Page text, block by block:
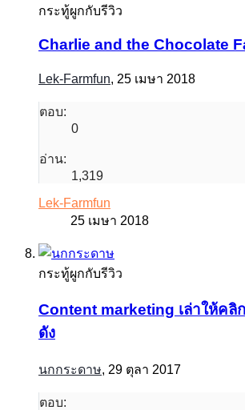
กระทู้ผูกกับรีวิว
Charlie and the Chocolate
Lek-Farmfun, 25 เมษา 2018
ตอบ:
0
อ่าน:
1,319
Lek-Farmfun
25 เมษา 2018
กระทู้ผูกกับรีวิว
Content marketing เล่าให้คลิ
ดัง
นกกระดาษ, 29 ตุลา 2017
ตอบ: